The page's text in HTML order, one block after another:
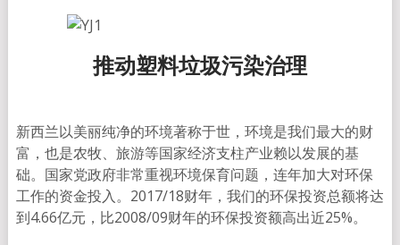
推动塑料垃圾污染治理
新西兰以美丽纯净的环境著称于世，环境是我们最大的财
富，也是农牧、旅游等国家经济支柱产业赖以发展的基
础。国家党政府非常重视环境保育问题，连年加大对环保
工作的资金投入。2017/18财年，我们的环保投资总额将达
到4.66亿元，比2008/09财年的环保投资额高出近25%。